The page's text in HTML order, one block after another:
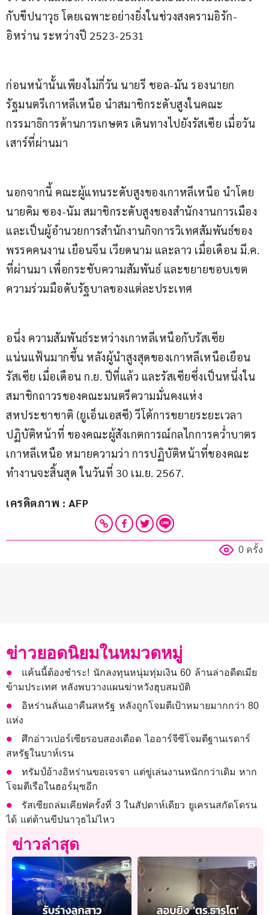
กับขีปนาวุธ โดยเฉพาะอย่างยิ่งในช่วงสงครามอิรัก-
อิหร่าน ระหว่างปี 2523-2531
ก่อนหน้านั้นเพียงไม่กี่วัน นายรี ชอล-มัน รองนายก
รัฐมนตรีเกาหลีเหนือ นำสมาชิกระดับสูงในคณะ
กรรมาธิการด้านการเกษตร เดินทางไปยังรัสเซีย เมื่อวัน
เสาร์ที่ผ่านมา
นอกจากนี้ คณะผู้แทนระดับสูงของเกาหลีเหนือ นำโดย
นายคิม ซอง-นัม สมาชิกระดับสูงของสำนักงานการเมือง
และเป็นผู้อำนวยการสำนักงานกิจการวิเทศสัมพันธ์ของ
พรรคคนงาน เยือนจีน เวียดนาม และลาว เมื่อเดือน มี.ค.
ที่ผ่านมา เพื่อกระชับความสัมพันธ์ และขยายขอบเขต
ความร่วมมือดับรัฐบาลของแต่ละประเทศ
อนึ่ง ความสัมพันธ์ระหว่างเกาหลีเหนือกับรัสเซีย
แน่นแฟ้นมากขึ้น หลังผู้นำสูงสุดของเกาหลีเหนือเยือน
รัสเซีย เมื่อเดือน ก.ย. ปีที่แล้ว และรัสเซียซึ่งเป็นหนึ่งใน
สมาชิกถาวรของคณะมนตรีความมั่นคงแห่ง
สหประชาชาติ (ยูเอ็นเอสซี) วีโต้การขยายระยะเวลา
ปฏิบัติหน้าที่ ของคณะผู้สังเกตการณ์กลไกการคว่ำบาตร
เกาหลีเหนือ หมายความว่า การปฏิบัติหน้าที่ของคณะ
ทำงานจะสิ้นสุด ในวันที่ 30 เม.ย. 2567.
เครดิตภาพ : AFP
0 ครั้ง
ข่าวยอดนิยมในหมวดหมู่
แค้นนี้ต้องชำระ! นักลงทุนหนุ่มทุ่มเงิน 60 ล้านล่าอดีตเมีย
ข้ามประเทศ หลังพบวางแผนฆ่าหวังฮุบสมบัติ
อิหร่านลั่นเอาคืนสหรัฐ หลังถูกโจมตีเป้าหมายมากกว่า 80
แห่ง
ศึกอ่าวเปอร์เซียรอบสองเดือด ไออาร์จีซีโจมตีฐานเรดาร์
สหรัฐในบาห์เรน
ทรัมป์อ้างอิหร่านขอเจรจา แต่ขู่เล่นงานหนักกว่าเดิม หาก
โจมตีเรือในฮอร์มุซอีก
รัสเซียถล่มเคียฟครั้งที่ 3 ในสัปดาห์เดียว ยูเครนสกัดโดรน
ได้ แต่ต้านขีปนาวุธไม่ไหว
ข่าวล่าสุด